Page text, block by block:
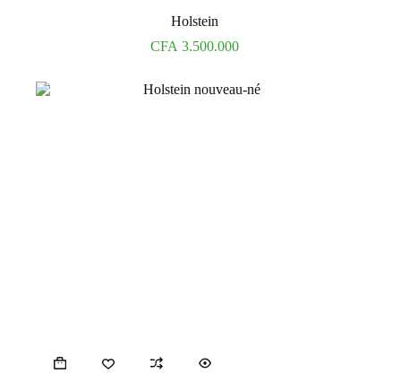
Holstein
CFA 3.500.000